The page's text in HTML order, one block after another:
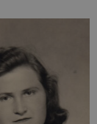
v sobě nesou